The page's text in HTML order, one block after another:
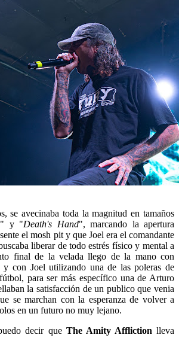
se avecinaba toda la magnitud en tamaños
" y "Death's Hand", marcando la apertura
el mosh pit y que Joel era el comandante
liberar de todo estrés físico y mental a
final de la velada llego de la mano con
con Joel utilizando una de las poleras de
para ser más específico una de Arturo
la satisfacción de un publico que venia
se marchan con la esperanza de volver a
en un futuro no muy lejano.
decir que The Amity Affliction lleva